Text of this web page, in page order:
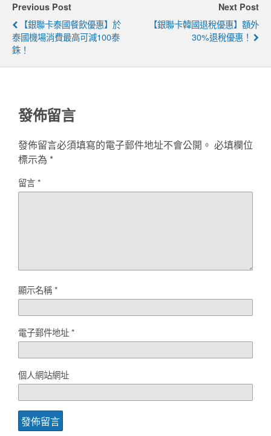
Previous Post
【銀聯卡泰國餐飲優惠】於
泰國機場消費最高可減100泰
銖！
Next Post
【銀聯卡韓國退稅優惠】額外
30%退稅優惠！
發佈留言
發佈留言必須填寫的電子郵件地址不會公開。 必填欄位
標示為 *
留言*
顯示名稱*
電子郵件地址*
個人網站網址